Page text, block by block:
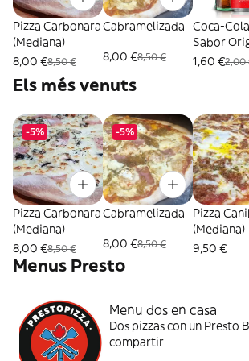
Pizza Carbonara
(Mediana)
8,00 €8,50 €
Cabramelizada
8,00 €8,50 €
Coca-Cola
Sabor
lata
1,60 €2,00
Els més venuts
-5%
Pizza Carbonara
(Mediana)
8,00 €8,50 €
-5%
Cabramelizada
8,00 €8,50 €
Pizza
(Mediana)
9,50 €
Menus Presto
Menu dos en casa
Dos pizzas con un Presto
compartir